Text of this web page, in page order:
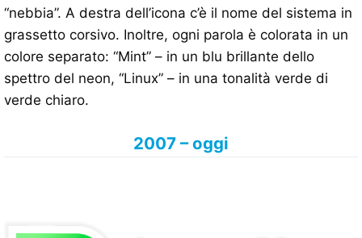
“nebbia”. A destra dell’icona c’è il nome del sistema in
grassetto corsivo. Inoltre, ogni parola è colorata in un
colore separato: “Mint” – in un blu brillante dello
spettro del neon, “Linux” – in una tonalità verde di
verde chiaro.
2007 – oggi